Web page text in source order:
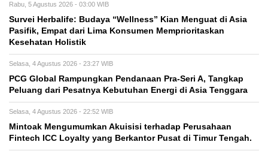
Rabu, 5 Agustus 2026 - 03:00 WIB
Survei Herbalife: Budaya “Wellness” Kian Menguat di Asia
Pasifik, Empat dari Lima Konsumen Memprioritaskan
Kesehatan Holistik
Selasa, 4 Agustus 2026 - 23:27 WIB
PCG Global Rampungkan Pendanaan Pra-Seri A, Tangkap
Peluang dari Pesatnya Kebutuhan Energi di Asia Tenggara
Selasa, 4 Agustus 2026 - 22:52 WIB
Mintoak Mengumumkan Akuisisi terhadap Perusahaan
Fintech ICC Loyalty yang Berkantor Pusat di Timur Tengah.